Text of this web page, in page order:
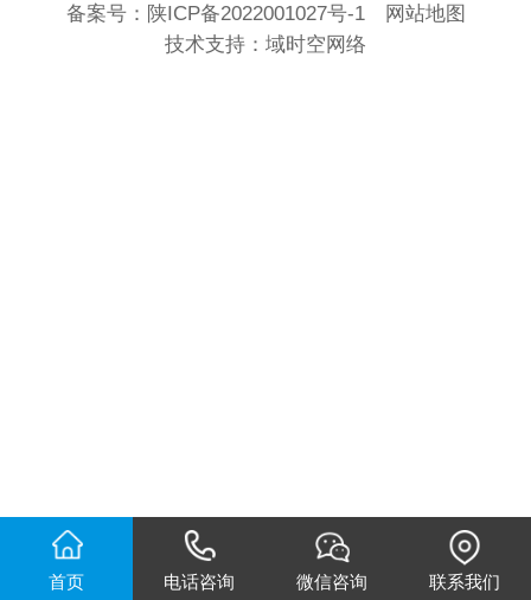
备案号： 陕ICP备2022001027号-1
网站地图
技术支持： 域时空网络
首页 电话咨询 微信咨询 联系我们